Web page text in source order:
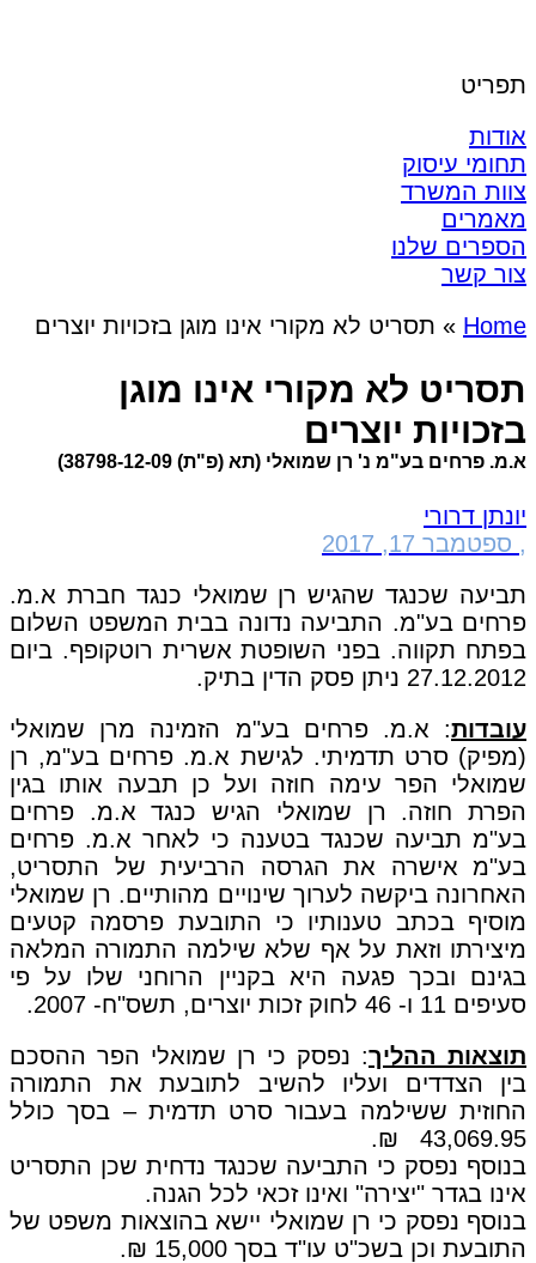
תפריט
אודות
תחומי עיסוק
צוות המשרד
מאמרים
הספרים שלנו
צור קשר
Home
» תסריט לא מקורי אינו מוגן בזכויות יוצרים
תסריט לא מקורי אינו מוגן
בזכויות יוצרים
א.מ. פרחים בע"מ נ' רן שמואלי (תא (פ"ת) 38798-12-09)
יונתן דרורי
, ספטמבר 17, 2017
תביעה שכנגד שהגיש רן שמואלי כנגד חברת א.מ.
פרחים בע"מ. התביעה נדונה בבית המשפט השלום
בפתח תקווה. בפני השופטת אשרית רוטקופף. ביום
27.12.2012 ניתן פסק הדין בתיק.
עובדות: א.מ. פרחים בע"מ הזמינה מרן שמואלי
(מפיק) סרט תדמיתי. לגישת א.מ. פרחים בע"מ, רן
שמואלי הפר עימה חוזה ועל כן תבעה אותו בגין
הפרת חוזה. רן שמואלי הגיש כנגד א.מ. פרחים
בע"מ תביעה שכנגד בטענה כי לאחר א.מ. פרחים
בע"מ אישרה את הגרסה הרביעית של התסריט,
האחרונה ביקשה לערוך שינויים מהותיים. רן שמואלי
מוסיף בכתב טענותיו כי התובעת פרסמה קטעים
מיצירתו וזאת על אף שלא שילמה התמורה המלאה
בגינם ובכך פגעה היא בקניין הרוחני שלו על פי
סעיפים 11 ו- 46 לחוק זכות יוצרים, תשס"ח- 2007.
תוצאות ההליך: נפסק כי רן שמואלי הפר ההסכם
בין הצדדים ועליו להשיב לתובעת את התמורה
החוזית ששילמה בעבור סרט תדמית – בסך כולל
43,069.95 ₪.
בנוסף נפסק כי התביעה שכנגד נדחית שכן התסריט
אינו בגדר "יצירה" ואינו זכאי לכל הגנה.
בנוסף נפסק כי רן שמואלי יישא בהוצאות משפט של
התובעת וכן בשכ"ט עו"ד בסך 15,000 ₪.